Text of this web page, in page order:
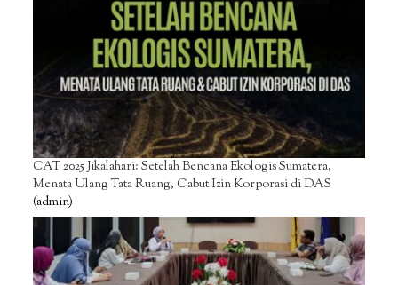
CAT 2025 Jikalahari: Setelah Bencana Ekologis Sumatera,
Menata Ulang Tata Ruang, Cabut Izin Korporasi di DAS
(admin)